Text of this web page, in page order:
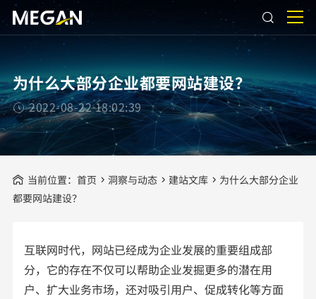
为什么大部分企业都要网站建设？
2022-08-22 18:02:39
当前位置： 首页 洞察与动态 建站文库
为什么大部分企业
都要网站建设？
互联网时代，网站已经成为企业发展的重要组成部
分，它的存在不仅可以帮助企业发掘更多的潜在用
户、扩大业务市场，还对吸引用户、促成转化等方面